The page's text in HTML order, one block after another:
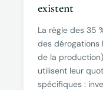
existent
La règle des 35
des dérogations
de la
utilisent leur
spécifiques :